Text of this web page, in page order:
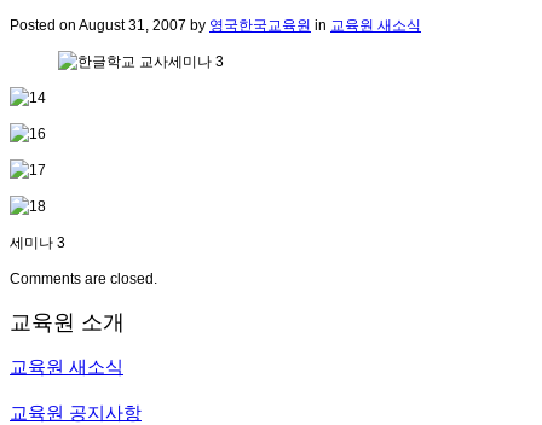
Posted on August 31, 2007 by 영국한국교육원 in 교육원 새소식
세미나 3
Comments are closed.
교육원 소개
교육원 새소식
교육원 공지사항